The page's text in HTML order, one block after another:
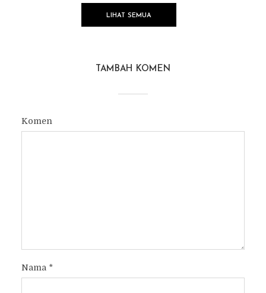
LIHAT SEMUA
TAMBAH KOMEN
Komen
Nama *